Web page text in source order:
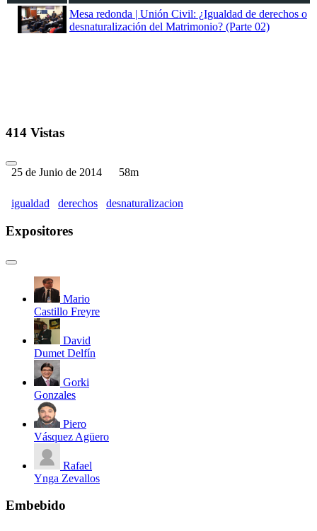
Mesa redonda | Unión Civil: ¿Igualdad de derechos o
desnaturalización del Matrimonio? (Parte 02)
414 Vistas
25 de Junio de 2014 58m
igualdad derechos desnaturalizacion
Expositores
Mario
Castillo Freyre
David
Dumet Delfín
Gorki
Gonzales
Piero
Vásquez Agüero
Rafael
Ynga Zevallos
Embebido